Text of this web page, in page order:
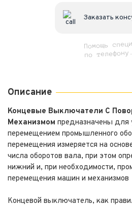
Заказать
Помощь
по телефону.
Описание
Концевые Выключатели C
Механизмом предназначены для
перемещением промышленного
перемещения измеряется на
числа оборотов вала, при этом
нижний и, при необходимости,
перемещения машин и механизмов
Концевой выключатель, как